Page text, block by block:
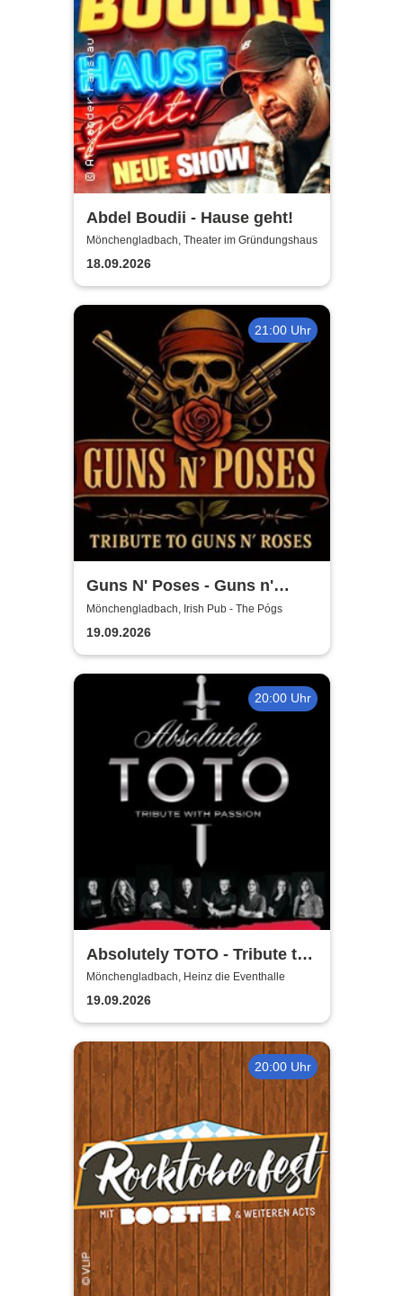
Abdel Boudii - Hause geht!
Mönchengladbach, Theater im Gründungshaus
18.09.2026
21:00 Uhr
Guns N' Poses - Guns n'
Roses Tribute Show
Mönchengladbach, Irish Pub - The Pógs
19.09.2026
20:00 Uhr
Absolutely TOTO - Tribute to
TOTO
Mönchengladbach, Heinz die Eventhalle
19.09.2026
20:00 Uhr